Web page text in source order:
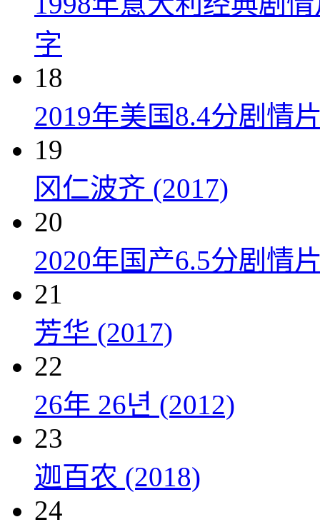
字
18
2019年美国8.4分剧情
19
冈仁波齐 (2017)
20
2020年国产6.5分剧情
21
芳华 (2017)
22
26年 26년 (2012)
23
迦百农 (2018)
24